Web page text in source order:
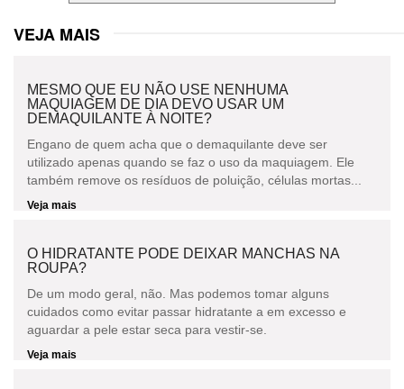
VEJA MAIS
MESMO QUE EU NÃO USE NENHUMA
MAQUIAGEM DE DIA DEVO USAR UM
DEMAQUILANTE À NOITE?
Engano de quem acha que o demaquilante deve ser
utilizado apenas quando se faz o uso da maquiagem. Ele
também remove os resíduos de poluição, células mortas...
Veja mais
O HIDRATANTE PODE DEIXAR MANCHAS NA
ROUPA?
De um modo geral, não. Mas podemos tomar alguns
cuidados como evitar passar hidratante a em excesso e
aguardar a pele estar seca para vestir-se.
Veja mais